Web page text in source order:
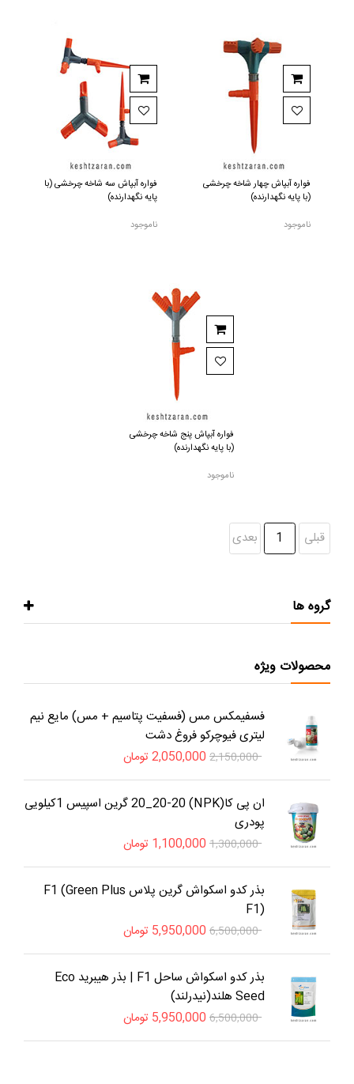
فواره آبپاش چهار شاخه چرخشی
(با پایه نگهدارنده)
ناموجود
فواره آبپاش سه شاخه چرخشی (با
پایه نگهدارنده)
ناموجود
فواره آبپاش پنج شاخه چرخشی
(با پایه نگهدارنده)
ناموجود
قبلی 1 بعدی
گروه ها
محصولات ویژه
فسفیمکس مس (فسفیت پتاسیم + مس) مایع نیم
لیتری فیوچرکو فروغ دشت
2,150,000
2,050,000تومان
ان پی کا(NPK) 20_20-20 گرین اسپیس 1کیلویی
پودری
1,300,000
1,100,000 تومان
بذر کدو اسکواش گرین پلاس F1 (Green Plus
F1)
6,500,000
5,950,000 تومان
بذر کدو اسکواش ساحل F1 | بذر هیبرید Eco
Seed هلند(نیدرلند)
6,500,000
5,950,000 تومان